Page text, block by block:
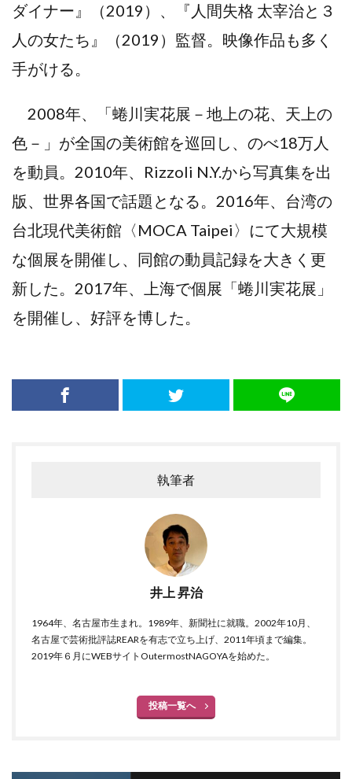
ダイナー』（2019）、『人間失格 太宰治と３
人の女たち』（2019）監督。映像作品も多く
手がける。
2008年、「蜷川実花展－地上の花、天上の
色－」が全国の美術館を巡回し、のべ18万人
を動員。2010年、Rizzoli N.Y.から写真集を出
版、世界各国で話題となる。2016年、台湾の
台北現代美術館〈MOCA Taipei〉にて大規模
な個展を開催し、同館の動員記録を大きく更
新した。2017年、上海で個展「蜷川実花展」
を開催し、好評を博した。
執筆者
井上 昇治
1964年、名古屋市生まれ。1989年、新聞社に就職。2002年10月、
名古屋で芸術批評誌REARを有志で立ち上げ、2011年頃まで編集。
2019年６月にWEBサイトOutermostNAGOYAを始めた。
投稿一覧へ